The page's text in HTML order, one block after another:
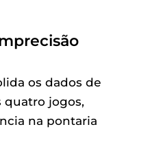
os dados de
quatro jogos,
na pontaria